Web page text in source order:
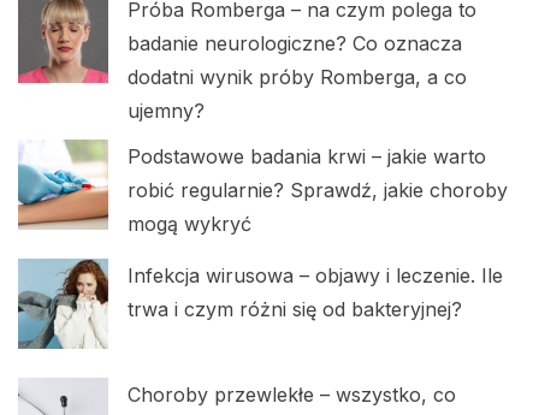
Próba Romberga – na czym polega to
badanie neurologiczne? Co oznacza
dodatni wynik próby Romberga, a co
ujemny?
Podstawowe badania krwi – jakie warto
robić regularnie? Sprawdź, jakie choroby
mogą wykryć
Infekcja wirusowa – objawy i leczenie. Ile
trwa i czym różni się od bakteryjnej?
Choroby przewlekłe – wszystko, co